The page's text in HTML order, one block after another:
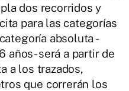
dos recorridos y
para las categorías
absoluta -
años- será a partir de
a los trazados,
que correrán los